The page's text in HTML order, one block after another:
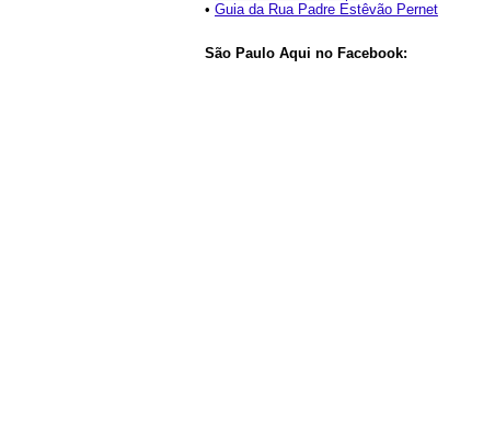
• Guia da Rua Padre Estêvão Pernet
São Paulo Aqui no Facebook: